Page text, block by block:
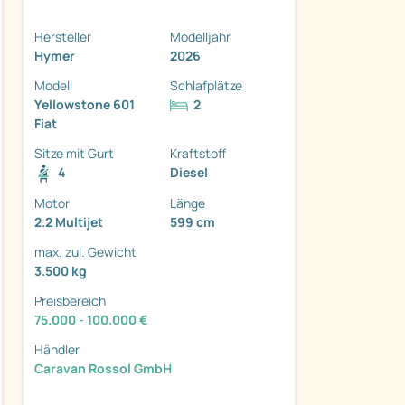
Hersteller
Hymer
Modelljahr
2026
Modell
Yellowstone 601
Fiat
Schlafplätze
2
Sitze mit Gurt
4
Kraftstoff
Diesel
Motor
2.2 Multijet
Länge
599 cm
max. zul. Gewicht
3.500 kg
Preisbereich
75.000 - 100.000 €
Händler
Caravan Rossol GmbH